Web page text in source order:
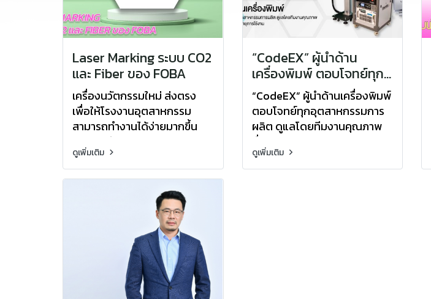
Laser Marking ระบบ CO2
และ Fiber ของ FOBA
เครื่องนวัตกรรมใหม่ ส่งตรง
เพื่อให้โรงงานอุตสาหกรรม
สามารถทำงานได้ง่ายมากขึ้น
ด้วยเจ้าตัว Laser Marking
ระบบ CO2
ดูเพิ่มเติม
“CodeEX” ผู้นำด้าน
เครื่องพิมพ์ ตอบโจทย์ทุก
อุตสาหกรรมการผลิต ดูแล
โดยทีมงานคุณภาพ มั่นใจ
ได้ตลอดอายุการใช้งาน
“CodeEX” ผู้นำด้านเครื่องพิมพ์
ตอบโจทย์ทุกอุตสาหกรรมการ
ผลิต ดูแลโดยทีมงานคุณภาพ
มั่นใจได้ตลอดอายุการใช้งาน
ดูเพิ่มเติม